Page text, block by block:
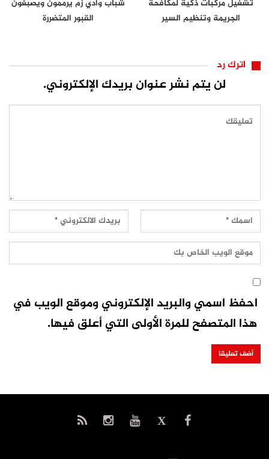
تشغيل مركبات ذكية لمكافحة
الجريمة وتنظيم السير
شباب وادي زم يرممون ويصبغون
القبور المتضررة
اترك رد
لن يتم نشر عنوان بريدك الإلكتروني.
احفظ اسمي والبريد الإلكتروني وموقع الويب في
هذا المتصفح للمرة الأولى التي أعلق فيها.